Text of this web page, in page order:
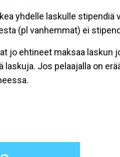
yhdelle laskulle
(pl vanhemmat) ei
jo ehtineet maksaa laskun
laskuja. Jos pelaajalla on